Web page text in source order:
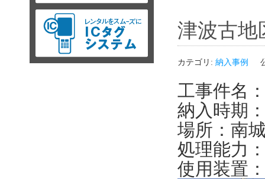
津波古地
カテゴリ: 納入事例
工事件名
納入時期
場所：南
処理能力
使用装置